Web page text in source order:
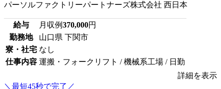
パーソルファクトリーパートナーズ株式会社 西日本
給与 月収例370,000円
勤務地
山口県 下関市
寮・社宅 なし
仕事内容 運搬・フォークリフト / 機械系工場 / 日勤
詳細を表示
＼最短45秒で完了／